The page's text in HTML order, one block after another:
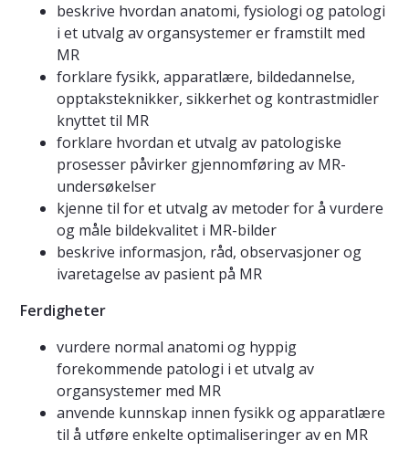
beskrive hvordan anatomi, fysiologi og patologi
i et utvalg av organsystemer er framstilt med
MR
forklare fysikk, apparatlære, bildedannelse,
opptaksteknikker, sikkerhet og kontrastmidler
knyttet til MR
forklare hvordan et utvalg av patologiske
prosesser påvirker gjennomføring av MR-
undersøkelser
kjenne til for et utvalg av metoder for å vurdere
og måle bildekvalitet i MR-bilder
beskrive informasjon, råd, observasjoner og
ivaretagelse av pasient på MR
Ferdigheter
vurdere normal anatomi og hyppig
forekommende patologi i et utvalg av
organsystemer med MR
anvende kunnskap innen fysikk og apparatlære
til å utføre enkelte optimaliseringer av en MR